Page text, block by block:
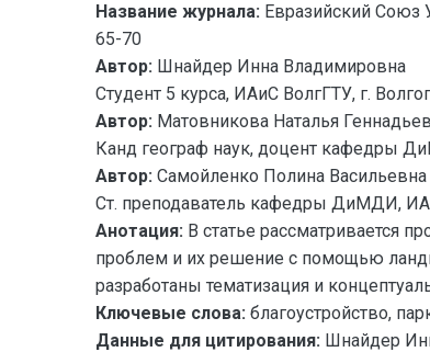
Название журнала: Евразийский Союз
65-70
Автор: Шнайдер Инна Владимировна
Студент 5 курса, ИАиС ВолгГТУ, г.
Автор: Матовникова Наталья
Канд географ наук, доцент кафедры
Автор: Самойленко Полина Васильевна
Ст. преподаватель кафедры ДиМДИ,
Анотация: В статье рассматривается
проблем и их решение с помощью
разработаны тематизация и
Ключевые слова: благоустройство,
Данные для цитирования: Шнайдер